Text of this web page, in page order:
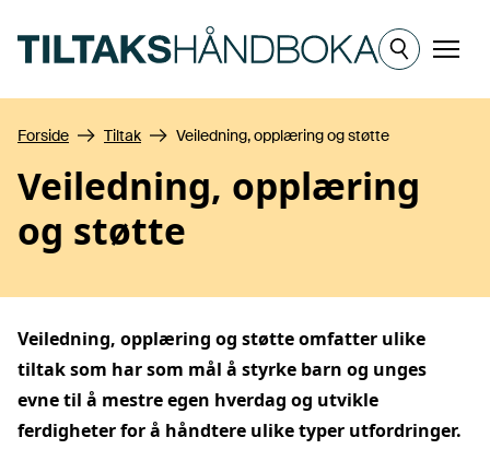
Meny
Forside Tiltak Veiledning, opplæring og støtte
Veiledning, opplæring
og støtte
Veiledning, opplæring og støtte omfatter ulike
tiltak som har som mål å styrke barn og unges
evne til å mestre egen hverdag og utvikle
ferdigheter for å håndtere ulike typer utfordringer.